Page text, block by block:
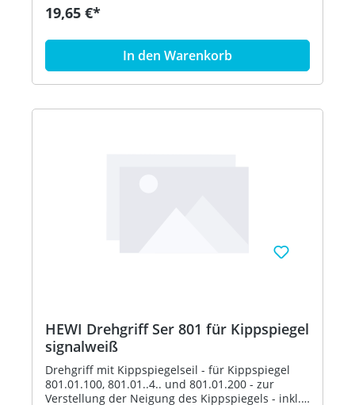
Polyamid nach HEWI Farbtabelle - in HEWI Farbe
19,65 €*
In den Warenkorb
HEWI Drehgriff Ser 801 für Kippspiegel
signalweiß
Drehgriff mit Kippspiegelseil - für Kippspiegel
801.01.100, 801.01..4.. und 801.01.200 - zur
Verstellung der Neigung des Kippspiegels - inkl.